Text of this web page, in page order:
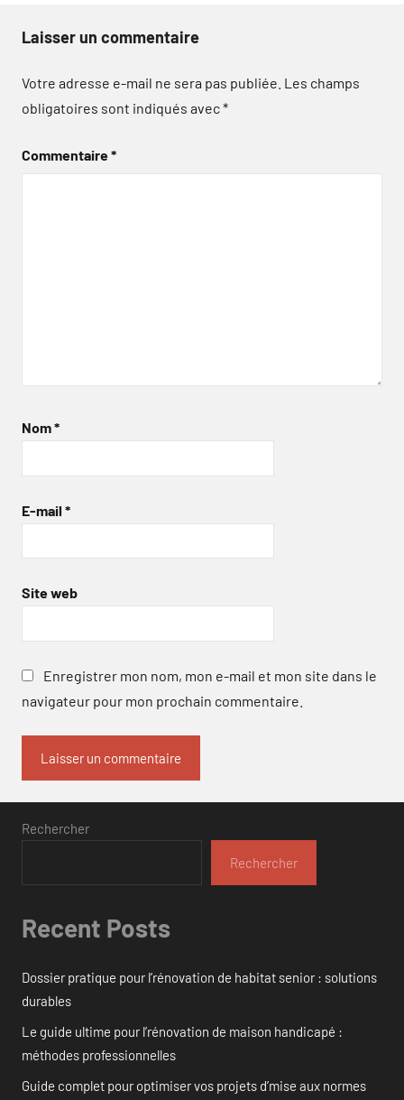
Laisser un commentaire
Votre adresse e-mail ne sera pas publiée. Les champs
obligatoires sont indiqués avec*
Commentaire*
Nom*
E-mail *
Site web
Enregistrer mon nom, mon e-mail et mon site dans le
navigateur pour mon prochain commentaire.
Rechercher
Rechercher
Recent Posts
Dossier pratique pour l’rénovation de habitat senior : solutions
durables
Le guide ultime pour l’rénovation de maison handicapé :
méthodes professionnelles
Guide complet pour optimiser vos projets d’mise aux normes